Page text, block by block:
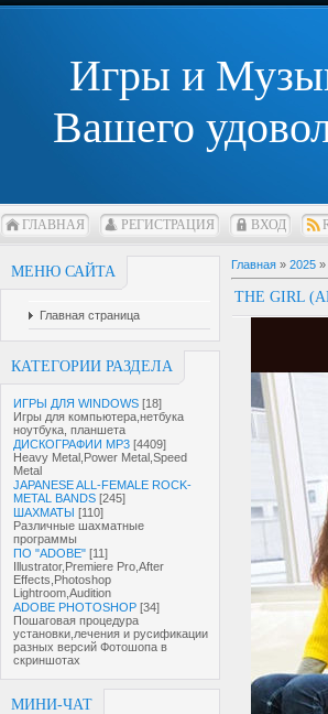
Игры и
Вашего
ГЛАВНАЯ РЕГИСТРАЦИЯ ВХОД
МЕНЮ САЙТА
Главная страница
КАТЕГОРИИ РАЗДЕЛА
ИГРЫ ДЛЯ WINDOWS [18]
Игры для компьютера,нетбука
ноутбука, планшета
ДИСКОГРАФИИ MP3 [4409]
Heavy Metal,Power Metal,Speed
Metal
JAPANESE ALL-FEMALE ROCK-
METAL BANDS [245]
ШАХМАТЫ [110]
Различные шахматные
программы
ПО "ADOBE" [11]
Illustrator,Premiere Pro,After
Effects,Photoshop
Lightroom,Audition
ADOBE PHOTOSHOP [34]
Пошаговая процедура
установки,лечения и русификации
разных версий Фотошопа в
скриншотах
МИНИ-ЧАТ
Главная » 2025 »
THE GIRL